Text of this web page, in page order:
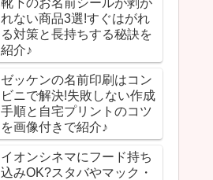
靴下のお名前シールが剥が
れない商品3選!すぐはがれ
る対策と長持ちする秘訣を
紹介♪
ゼッケンの名前印刷はコン
ビニで解決!失敗しない作成
手順と自宅プリントのコツ
を画像付きで紹介♪
イオンシネマにフード持ち
込みOK?スタバやマック・